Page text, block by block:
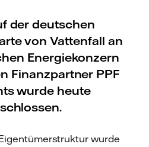
der deutschen
von Vattenfall an
Energiekonzern
Finanzpartner PPF
wurde heute
wurde